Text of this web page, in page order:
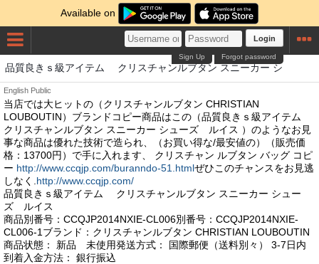
Available on
Login
Forgot password
Sign Up
品質良きｓ級アイテム クリスチャンルブタン スニーカー シ
English Public
当店では大ヒットの（クリスチャンルブタン CHRISTIAN
LOUBOUTIN）ブランドコピー商品はこの（品質良きｓ級アイテム
クリスチャンルブタン スニーカー シューズ ルイス ）のようなお見
事な商品は優れた技術で造られ、（お買い得な/最安値の）（販売価
格：13700円）で手に入れます、 クリスチャン ルブタン バッグ コピ
ー http://www.ccqjp.com/buranndo-51.htmlぜひこのチャンスをお見逃
しなく. http://www.ccqjp.com/
品質良きｓ級アイテム クリスチャンルブタン スニーカー シュー
ズ ルイス
商品別番号：CCQJP2014NXIE-CL006別番号：CCQJP2014NXIE-
CL006-1ブランド：クリスチャンルブタン CHRISTIAN LOUBOUTIN
商品状態： 新品 未使用発送方式： 国際郵便（送料別々） 3-7日内
到着入金方法： 銀行振込